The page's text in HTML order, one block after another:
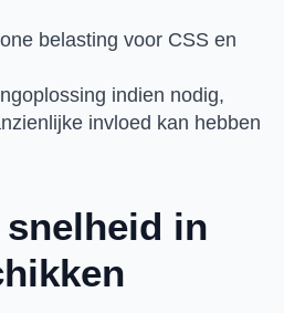
belasting voor CSS en
indien nodig,
invloed kan hebben
in